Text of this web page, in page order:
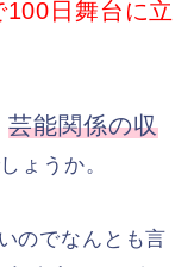
100日舞台に立
芸能関係の収
ょうか。
のでなんとも言